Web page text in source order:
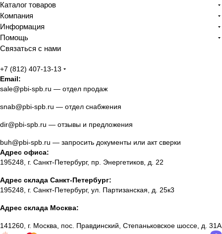
Каталог товаров
Компания
Информация
Помощь
Связаться с нами
+7 (812) 407-13-13
Email:
sale@pbi-spb.ru — отдел продаж
snab@pbi-spb.ru — отдел снабжения
dir@pbi-spb.ru — отзывы и предложения
buh@pbi-spb.ru — запросить документы или акт сверки
Адрес офиса:
195248, г. Санкт-Петербург, пр. Энергетиков, д. 22
Адрес склада Санкт-Петербург:
195248, г. Санкт-Петербург, ул. Партизанская, д. 25к3
Адрес склада Москва:
141260, г. Москва, пос. Правдинский, Степаньковское шоссе, д. 31А